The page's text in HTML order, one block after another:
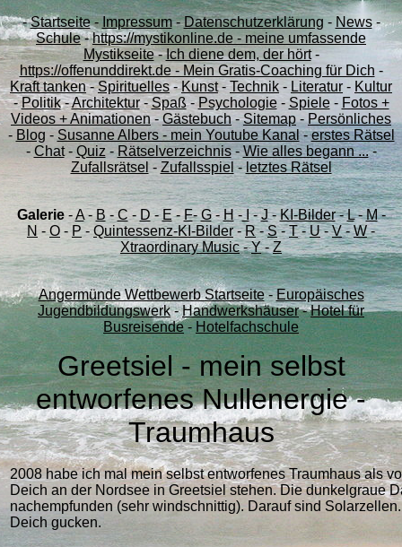
-Startseite- Impressum-Datenschutzerklärung - News-
Schule-https://mystikonline.de - meine umfassende
Mystikseite-Ich diene dem, der hört-
https://offenunddirekt.de - Mein Gratis-Coaching für Dich -
Kraft tanken-Spirituelles-Kunst-Technik - Literatur - Kultur
-Politik-Architektur-Spaß-Psychologie-Spiele- Fotos +
Videos + Animationen-Gästebuch-Sitemap-Persönliches
- Blog - Susanne Albers - mein Youtube Kanal-erstes Rätsel
- Chat-Quiz -Rätselverzeichnis-Wie alles begann ...-
Zufallsrätsel- Zufallsspiel-letztes Rätsel
Galerie-A- B -C - D -E-F-G-H -I-J-KI-Bilder-L-M-
N -O - P -Quintessenz-KI-Bilder-R-S-T-U-V-W-
Xtraordinary Music-Y-Z
Angermünde Wettbewerb Startseite-Europäisches
Jugendbildungswerk-Handwerkshäuser-Hotel für
Busreisende- Hotelfachschule
Greetsiel - mein selbst
entworfenes Nullenergie -
Traumhaus
2008 habe ich mal mein selbst entworfenes Traumhaus als
Deich an der Nordsee in Greetsiel stehen. Die dunkelgraue
nachempfunden (sehr windschnittig). Darauf sind
Deich gucken.